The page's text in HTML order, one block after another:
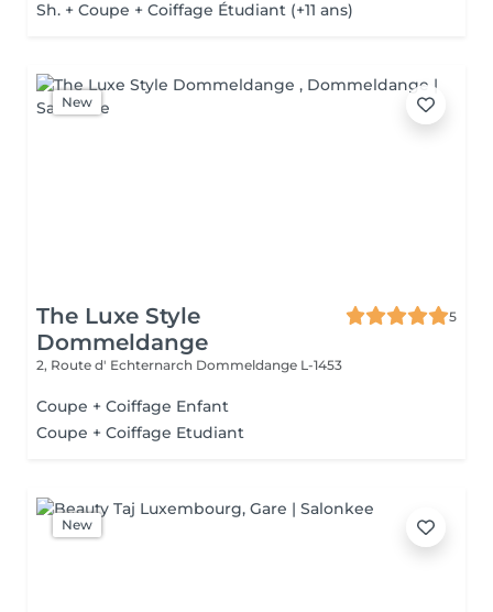
Sh. + Coupe + Coiffage Étudiant (+11 ans)
New
The Luxe Style
Dommeldange
5
2, Route d' Echternarch Dommeldange L-1453
Coupe + Coiffage Enfant
Coupe + Coiffage Etudiant
New